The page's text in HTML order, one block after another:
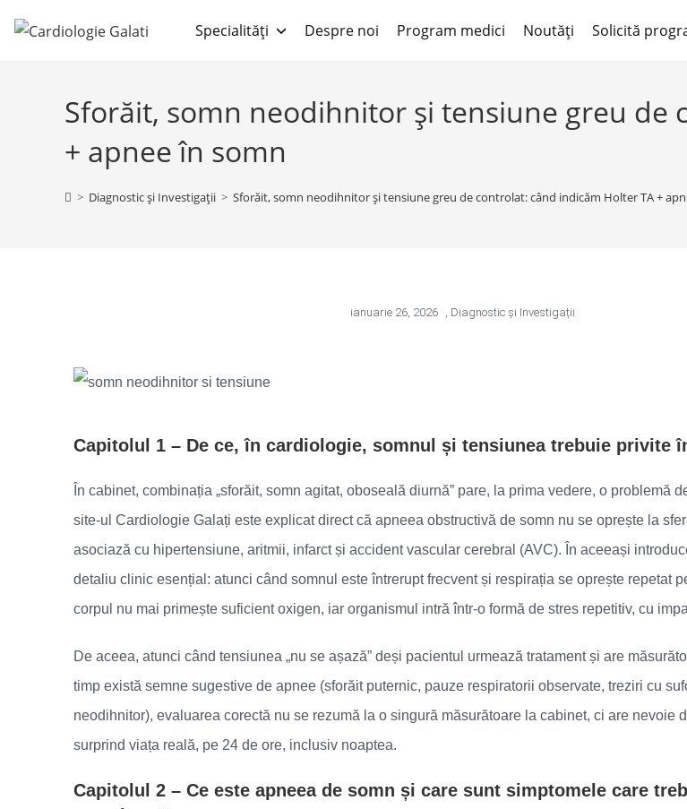
Specialități Despre noi Program medici Noutăți Solicită
Sforăit, somn neodihnitor și tensiune greu de
+ apnee în somn
> Diagnostic și Investigații > Sforăit, somn neodihnitor și tensiune greu de controlat: când indicăm Holter TA +
ianuarie 26, 2026 , Diagnostic și Investigații
Capitolul 1 – De ce, în cardiologie, somnul și tensiunea trebuie privite
În cabinet, combinația „sforăit, somn agitat, oboseală diurnă” pare, la prima vedere, o problemă
site-ul Cardiologie Galați este explicat direct că apneea obstructivă de somn nu se oprește la
asociază cu hipertensiune, aritmii, infarct și accident vascular cerebral (AVC). În aceeași
detaliu clinic esențial: atunci când somnul este întrerupt frecvent și respirația se oprește repetat
corpul nu mai primește suficient oxigen, iar organismul intră într-o formă de stres repetitiv, cu
De aceea, atunci când tensiunea „nu se așază” deși pacientul urmează tratament și are
timp există semne sugestive de apnee (sforăit puternic, pauze respiratorii observate, treziri cu
neodihnitor), evaluarea corectă nu se rezumă la o singură măsurătoare la cabinet, ci are nevoie
surprind viața reală, pe 24 de ore, inclusiv noaptea.
Capitolul 2 – Ce este apneea de somn și care sunt simptomele care